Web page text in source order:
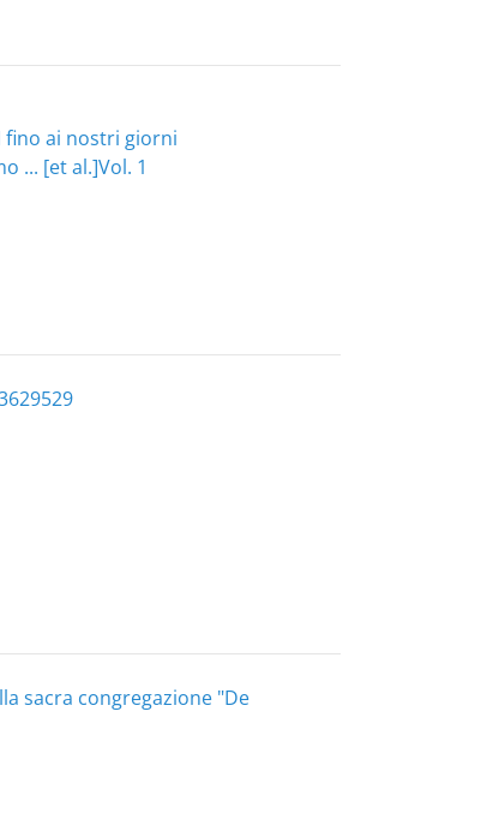
fino ai nostri giorni
... [et al.]Vol. 1
sacra congregazione "De